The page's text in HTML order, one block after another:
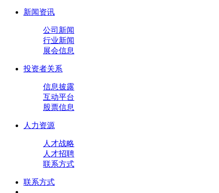
新闻资讯
公司新闻
行业新闻
展会信息
投资者关系
信息披露
互动平台
股票信息
人力资源
人才战略
人才招聘
联系方式
联系方式